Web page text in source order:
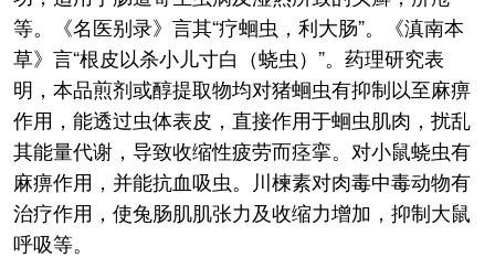
等。《名医别录》言其“疗蛔虫，利大肠”。《滇南本
草》言“根皮以杀小儿寸白（蛲虫）”。药理研究表
明，本品煎剂或醇提取物均对猪蛔虫有抑制以至麻痹
作用，能透过虫体表皮，直接作用于蛔虫肌肉，扰乱
其能量代谢，导致收缩性疲劳而痉挛。对小鼠蛲虫有
麻痹作用，并能抗血吸虫。川楝素对肉毒中毒动物有
治疗作用，使兔肠肌肌张力及收缩力增加，抑制大鼠
呼吸等。